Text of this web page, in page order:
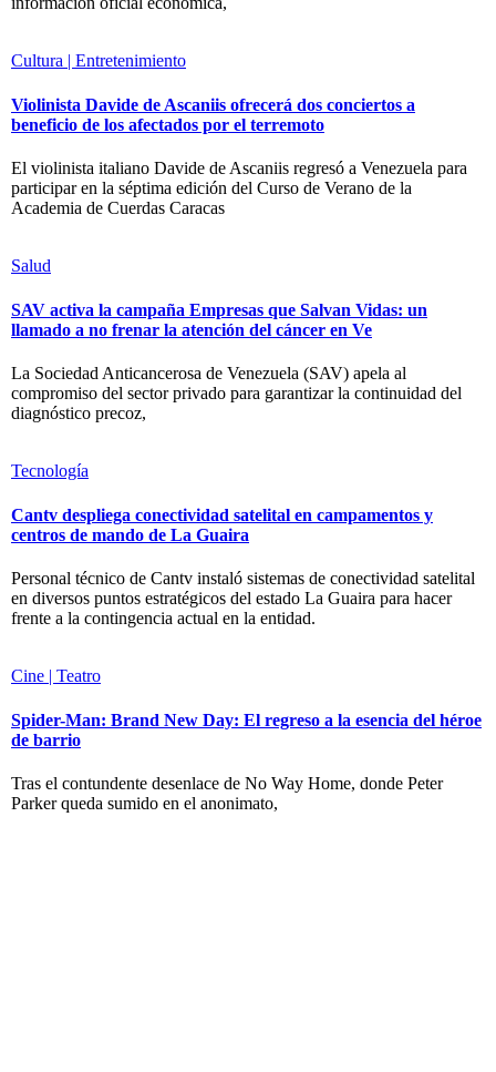
Cultura | Entretenimiento
Violinista Davide de Ascaniis ofrecerá dos conciertos a
beneficio de los afectados por el terremoto
El violinista italiano Davide de Ascaniis regresó a Venezuela para
participar en la séptima edición del Curso de Verano de la
Academia de Cuerdas Caracas
Salud
SAV activa la campaña Empresas que Salvan Vidas: un
llamado a no frenar la atención del cáncer en Ve
La Sociedad Anticancerosa de Venezuela (SAV) apela al
compromiso del sector privado para garantizar la continuidad del
diagnóstico precoz,
Tecnología
Cantv despliega conectividad satelital en campamentos y
centros de mando de La Guaira
Personal técnico de Cantv instaló sistemas de conectividad satelital
en diversos puntos estratégicos del estado La Guaira para hacer
frente a la contingencia actual en la entidad.
Cine | Teatro
Spider-Man: Brand New Day: El regreso a la esencia del héroe
de barrio
Tras el contundente desenlace de No Way Home, donde Peter
Parker queda sumido en el anonimato,